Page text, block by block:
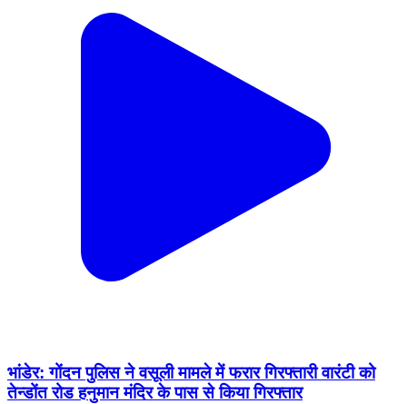
भांडेर: गोंदन पुलिस ने वसूली मामले में फरार गिरफ्तारी वारंटी को
तेन्डोंत रोड हनुमान मंदिर के पास से किया गिरफ्तार